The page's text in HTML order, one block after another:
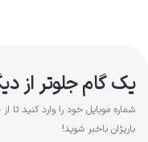
یک گام جلوتر از
شماره موبایل خود را وارد کنید تا
باریژان باخبر شوید!